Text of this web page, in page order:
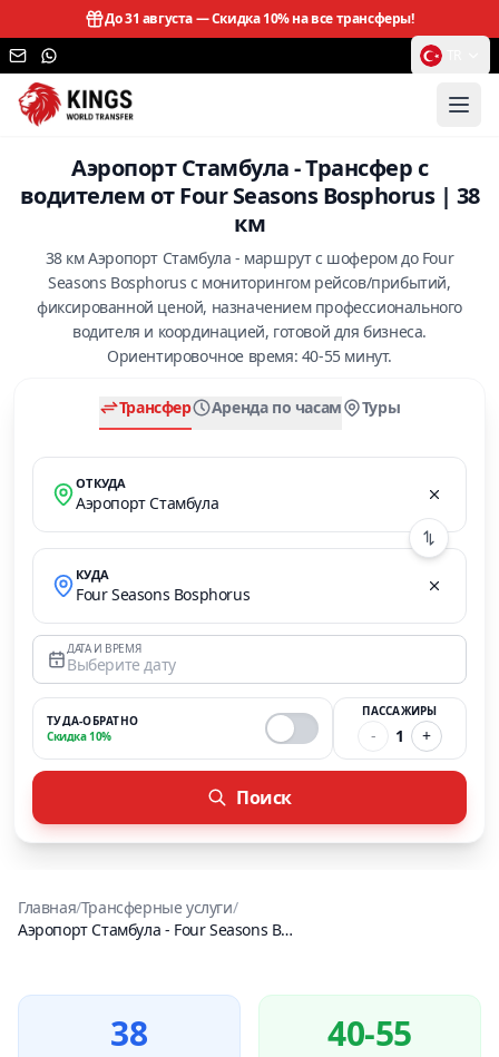
До 31 августа —Скидка 10% на все трансферы!
Аэропорт Стамбула - Трансфер с
водителем от Four Seasons Bosphorus | 38
км
38 км Аэропорт Стамбула - маршрут с шофером до Four
Seasons Bosphorus с мониторингом рейсов/прибытий,
фиксированной ценой, назначением профессионального
водителя и координацией, готовой для бизнеса.
Ориентировочное время: 40-55 минут.
Трансфер Аренда по часам Туры
ОТКУДА
Аэропорт Стамбула
КУДА
Four Seasons Bosphorus
ДАТА И ВРЕМЯ
Выберите дату
ТУДА-ОБРАТНО
Скидка 10%
ПАССАЖИРЫ
- 1 +
Поиск
Главная/Трансферные услуги/
Аэропорт Стамбула - Four Seasons Bosphorus
38 40-55